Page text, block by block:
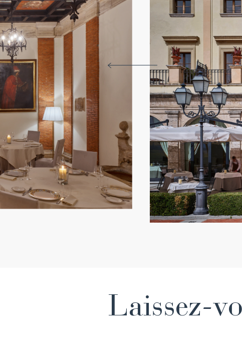
Laissez-